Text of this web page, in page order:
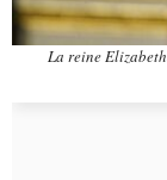
La reine